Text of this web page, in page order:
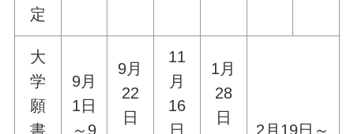
定
大
学
願
書
9月
1日
～9
9月
22
日
11
月
16
日
1月
28
日
2月19日～